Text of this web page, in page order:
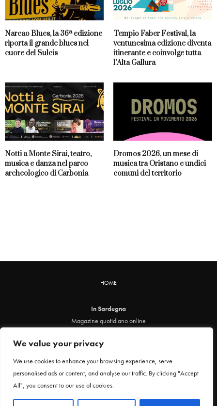
We value your privacy
We use cookies to enhance your browsing experience, serve
personalised ads or content, and analyse our traffic. By clicking "Accept
All", you consent to our use of cookies.
Narcao Blues, la 36ª edizione
riporta il grande blues nel
cuore del Sulcis
Tempio Faber Festival, la
ventunesima edizione diventa
itinerante e coinvolge tutta
l’Alta Gallura
Notti a Monte Sirai, teatro,
musica e danza nel parco
archeologico di Carbonia
Dromos 2026, un mese di
musica tra Oristano e undici
comuni del territorio
HOME
In Sardegna
Magazine quotidiano online
Direttore responsabile ed editore: Claudia Marin
Piazza Santa Chiara, 49 - 00186 - Roma
P.IVA 12912621005
Testata online registrata al Tribunale di Roma al n. 29 del 24 febbraio 2021